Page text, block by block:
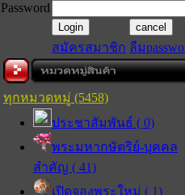
Password
สมัครสมาชิก ลืม
ทุกหมวดหมู่ (5458)
ประชาสัมพันธ์ ( 0)
พระมหากษัตริย์-บุคคล
สำคัญ ( 41)
เปิดจองพระใหม่ ( 1)